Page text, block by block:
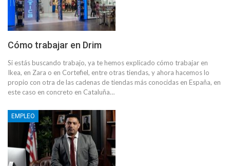
Cómo trabajar en Drim
Si estás buscando trabajo, ya te hemos explicado cómo trabajar en
Ikea, en Zara o en Cortefiel, entre otras tiendas, y ahora hacemos lo
propio con otra de las cadenas de tiendas más conocidas en España, en
este caso en concreto en Cataluña…
EMPLEO